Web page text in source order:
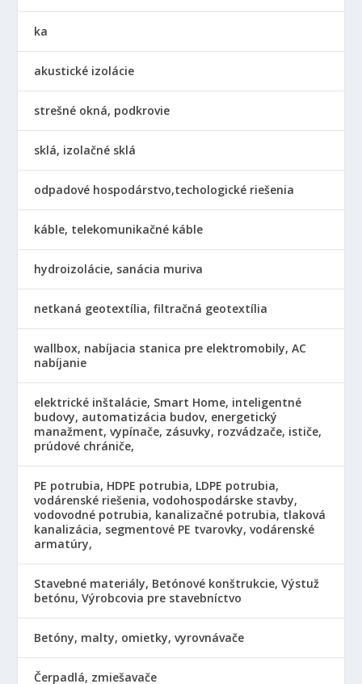
ka
akustické izolácie
strešné okná, podkrovie
sklá, izolačné sklá
odpadové hospodárstvo,techologické riešenia
káble, telekomunikačné káble
hydroizolácie, sanácia muriva
netkaná geotextília, filtračná geotextília
wallbox, nabíjacia stanica pre elektromobily, AC
nabíjanie
elektrické inštalácie, Smart Home, inteligentné
budovy, automatizácia budov, energetický
manažment, vypínače, zásuvky, rozvádzače, ističe,
prúdové chrániče,
PE potrubia, HDPE potrubia, LDPE potrubia,
vodárenské riešenia, vodohospodárske stavby,
vodovodné potrubia, kanalizačné potrubia, tlaková
kanalizácia, segmentové PE tvarovky, vodárenské
armatúry,
Stavebné materiály, Betónové konštrukcie, Výstuž
betónu, Výrobcovia pre stavebníctvo
Betóny, malty, omietky, vyrovnávače
Čerpadlá, zmiešavače